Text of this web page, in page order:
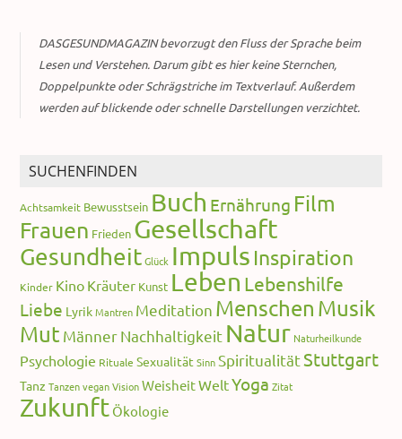
DASGESUNDMAGAZIN bevorzugt den Fluss der Sprache beim
Lesen und Verstehen. Darum gibt es hier keine Sternchen,
Doppelpunkte oder Schrägstriche im Textverlauf. Außerdem
werden auf blickende oder schnelle Darstellungen verzichtet.
SUCHENFINDEN
Achtsamkeit Bewusstsein Buch Ernährung Film
Frauen Frieden Gesellschaft
Gesundheit Glück Impuls Inspiration
Kinder Kino Kräuter Kunst Leben Lebenshilfe
Liebe Lyrik Mantren Meditation Menschen Musik
Mut MännerNachhaltigkeit Natur Naturheilkunde
Psychologie Rituale Sexualität Sinn SpiritualitätStuttgart
Tanz Tanzen vegan Vision WeisheitWeltYoga Zitat
Zukunft Ökologie